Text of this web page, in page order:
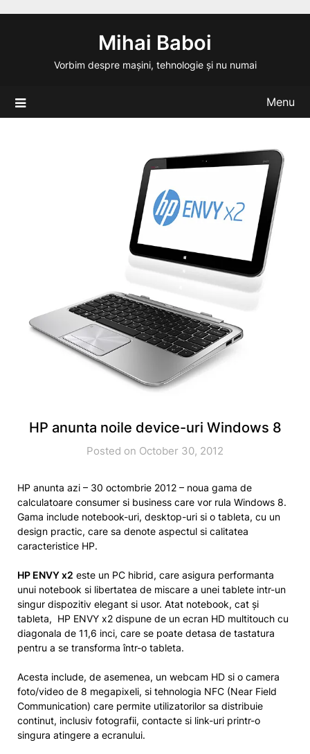
Mihai Baboi
Vorbim despre mașini, tehnologie și nu numai
Menu
HP anunta noile device-uri Windows 8
Posted on October 30, 2012
HP anunta azi – 30 octombrie 2012 – noua gama de
calculatoare consumer si business care vor rula Windows 8.
Gama include notebook-uri, desktop-uri si o tableta, cu un
design practic, care sa denote aspectul si calitatea
caracteristice HP.
HP ENVY x2 este un PC hibrid, care asigura performanta
unui notebook si libertatea de miscare a unei tablete intr-un
singur dispozitiv elegant si usor. Atat notebook, cat și
tableta, HP ENVY x2 dispune de un ecran HD multitouch cu
diagonala de 11,6 inci, care se poate detasa de tastatura
pentru a se transforma într-o tableta.
Acesta include, de asemenea, un webcam HD si o camera
foto/video de 8 megapixeli, si tehnologia NFC (Near Field
Communication) care permite utilizatorilor sa distribuie
continut, inclusiv fotografii, contacte si link-uri printr-o
singura atingere a ecranului.